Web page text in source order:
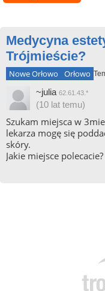
Medycyna
Trójmieście?
Nowe Orłowo Orłowo
~julia 62.61.43.*
(10 lat temu)
Szukam miejsca w
lekarza mogę się
skóry.
Jakie miejsce polecacie?